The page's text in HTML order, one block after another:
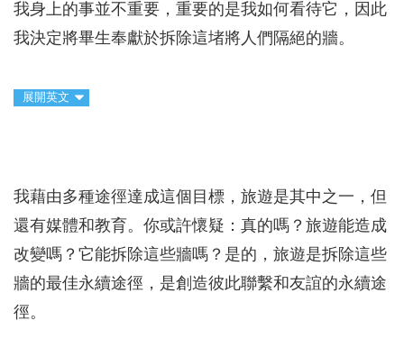
我身上的事並不重要，重要的是我如何看待它，因此
我決定將畢生奉獻於拆除這堵將人們隔絕的牆。
展開英文
我藉由多種途徑達成這個目標，旅遊是其中之一，但
還有媒體和教育。你或許懷疑：真的嗎？旅遊能造成
改變嗎？它能拆除這些牆嗎？是的，旅遊是拆除這些
牆的最佳永續途徑，是創造彼此聯繫和友誼的永續途
徑。